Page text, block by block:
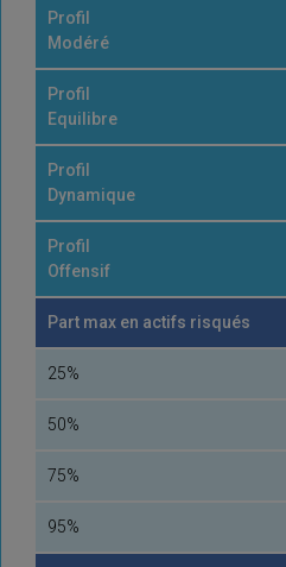
Profil
Modéré
Profil
Equilibre
Profil
Dynamique
Profil
Offensif
Part max en actifs risqués
25%
50%
75%
95%